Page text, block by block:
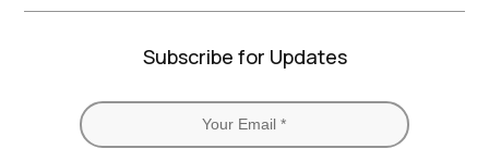
Subscribe for Updates